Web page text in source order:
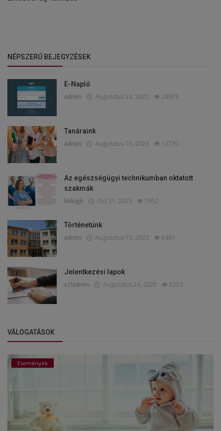
NÉPSZERŰ BEJEGYZÉSEK
E-Napló
admin Augusztus 24, 2022 28973
Tanáraink
admin Augusztus 15, 2023 13730
Az egészségügyi technikumban oktatott
szakmák
bkkigh Oct 21, 2023 7952
Történetünk
admin Augusztus 15, 2023 6461
Jelentkezési lapok
szladmin Augusztus 24, 2025 5253
VÁLOGATÁSOK
Események